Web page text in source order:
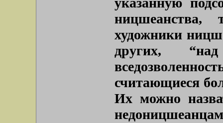
ницшеанства,
художники
других,
считающиеся
Их можно